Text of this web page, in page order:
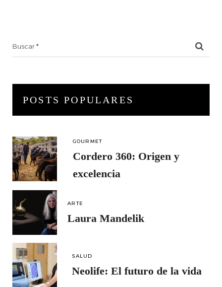
POSTS POPULARES
GOURMET
Cordero 360: Origen y
excelencia
ARTE
Laura Mandelik
SALUD
Neolife: El futuro de la vida